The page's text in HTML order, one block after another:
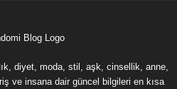
diyet, moda, stil, aşk, cinsellik, anne,
ve insana dair güncel bilgileri en kısa